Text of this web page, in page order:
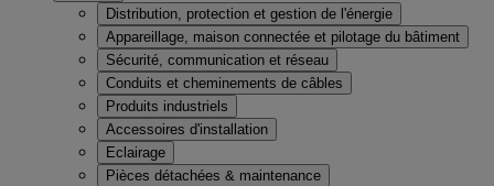
Distribution, protection et gestion de l'énergie
Appareillage, maison connectée et pilotage du bâtiment
Sécurité, communication et réseau
Conduits et cheminements de câbles
Produits industriels
Accessoires d'installation
Eclairage
Pièces détachées & maintenance